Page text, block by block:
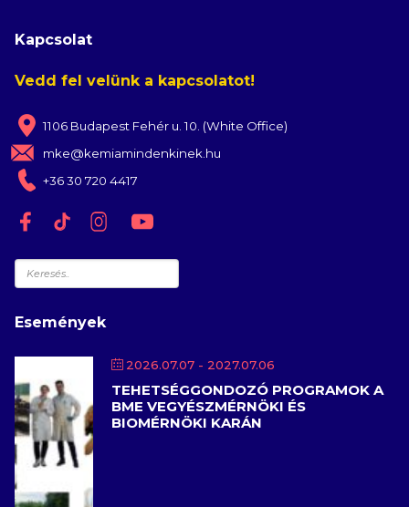
Kapcsolat
Vedd fel velünk a kapcsolatot!
1106 Budapest Fehér u. 10. (White Office)
mke@kemiamindenkinek.hu
+36 30 720 4417
Keresés
Események
2026.07.07 - 2027.07.06
TEHETSÉGGONDOZÓ PROGRAMOK A
BME VEGYÉSZMÉRNÖKI ÉS
BIOMÉRNÖKI KARÁN